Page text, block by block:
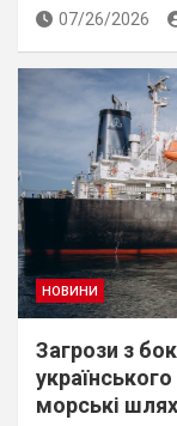
07/26/2026
НОВИНИ
Загрози з
морські